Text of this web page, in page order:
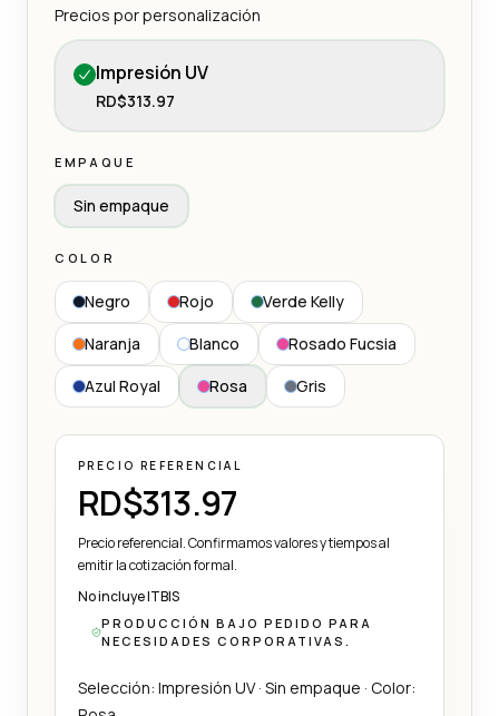
Precios por personalización
Impresión UV
RD$313.97
EMPAQUE
Sin empaque
COLOR
Negro Rojo
Verde Kelly
Naranja
Blanco
Rosado Fucsia
Azul Royal
Rosa Gris
PRECIO REFERENCIAL
RD$313.97
Precio referencial. Confirmamos valores y tiempos al
emitir la cotización formal.
No incluye ITBIS
PRODUCCIÓN BAJO PEDIDO PARA
NECESIDADES CORPORATIVAS.
Selección: Impresión UV · Sin empaque · Color: